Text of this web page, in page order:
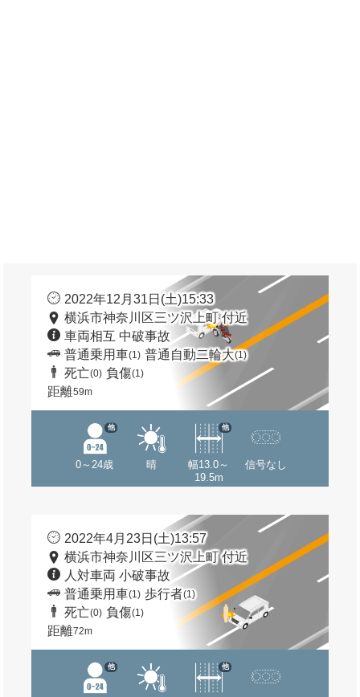
2022年12月31日(土)15:33
横浜市神奈川区三ツ沢上町 付近
車両相互 中破事故
普通乗用車(1) 普通自動二輪大(1)
死亡(0) 負傷(1)
距離59m
0～24歳
他
晴
幅13.0～
19.5m
他
信号なし
2022年4月23日(土)13:57
横浜市神奈川区三ツ沢上町 付近
人対車両 小破事故
普通乗用車(1) 歩行者(1)
死亡(0) 負傷(1)
距離72m
他 他